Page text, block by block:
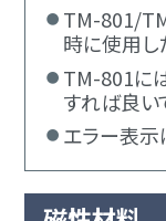
TM-801/
時に使用し
TM-801に
すれば良い
エラー表示